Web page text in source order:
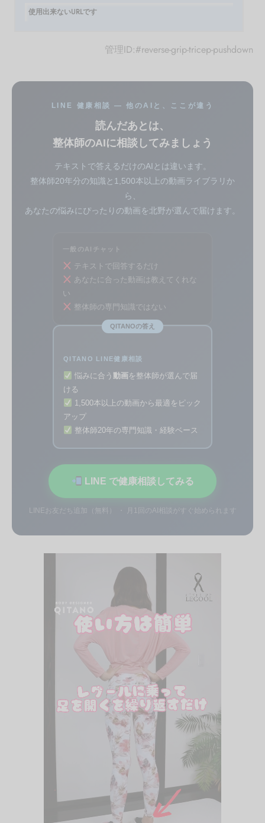
使用出来ないURLです
管理ID:#reverse-grip-tricep-pushdown
LINE 健康相談 — 他のAIと、ここが違う
読んだあとは、
整体師のAIに相談してみましょう
テキストで答えるだけのAIとは違います。
整体師20年分の知識と1,500本以上の動画ライブラリか
ら、
あなたの悩みにぴったりの動画を北野が選んで届けます。
一般のAIチャット
テキストで回答するだけ
あなたに合った動画は教えてくれな
い
整体師の専門知識ではない
QITANOの答え
QITANO LINE健康相談
悩みに合う 動画を整体師が選んで届
ける
1,500本以上の動画から最適をピック
アップ
整体師20年の専門知識・経験ベース
LINE で健康相談してみる
LINEお友だち追加（無料） ・ 月1回のAI相談がすぐ始められます